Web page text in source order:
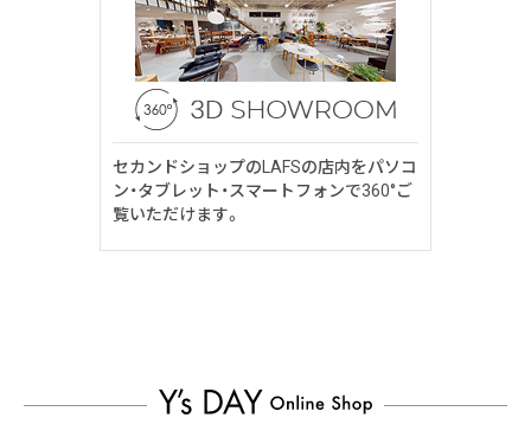
セカンドショップのLAFSの店内をパソコ
ン・タブレット・スマートフォンで360°ご
覧いただけます。